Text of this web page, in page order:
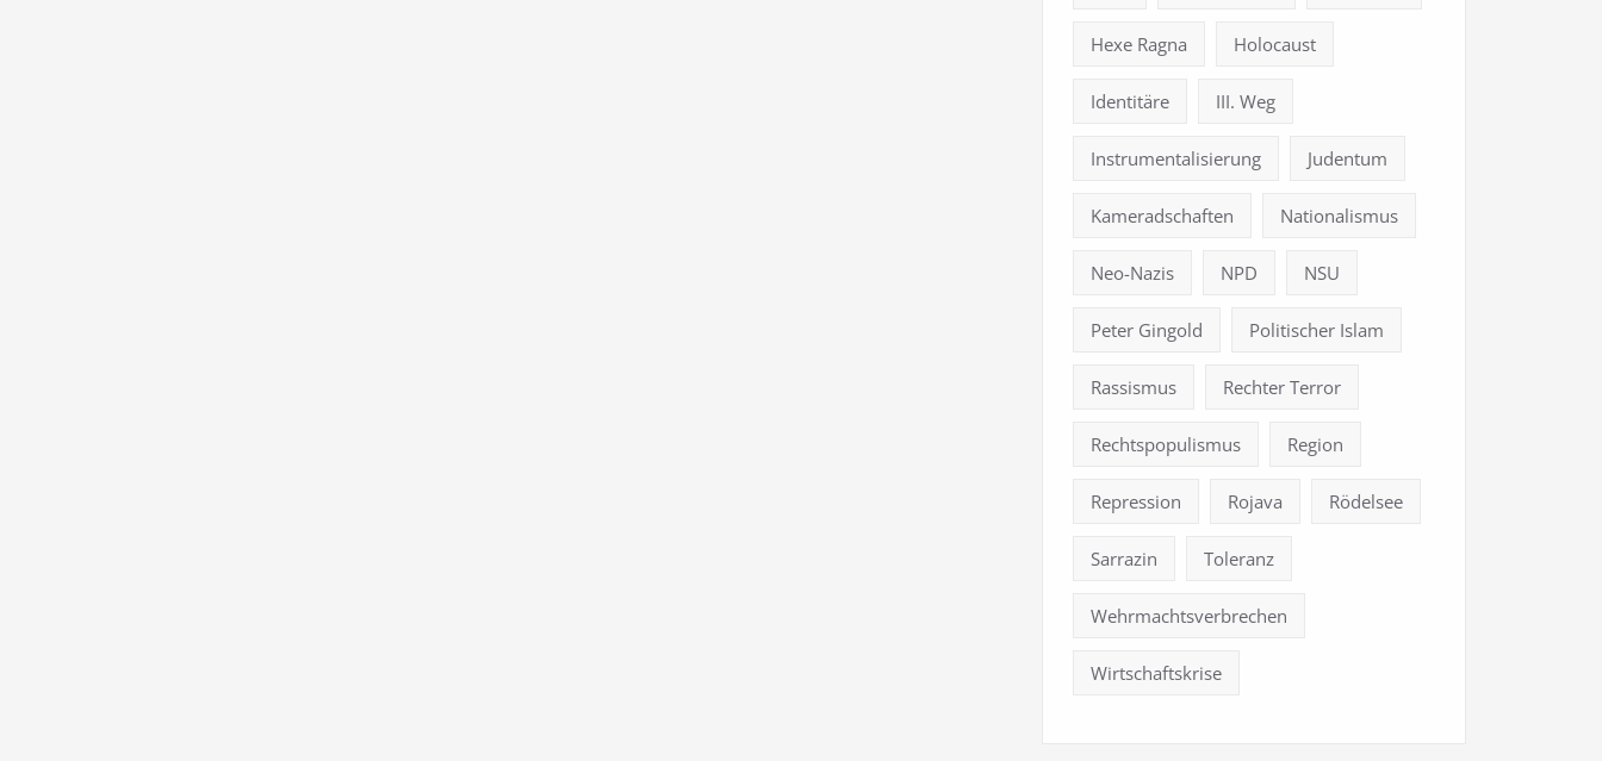
Hexe Ragna Holocaust
Identitäre III. Weg
Instrumentalisierung Judentum
Kameradschaften Nationalismus
Neo-Nazis NPD NSU
Peter Gingold Politischer Islam
Rassismus Rechter Terror
Rechtspopulismus Region
Repression Rojava Rödelsee
Sarrazin Toleranz
Wehrmachtsverbrechen
Wirtschaftskrise